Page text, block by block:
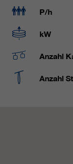
P/h
kW
Anzahl
Anzahl